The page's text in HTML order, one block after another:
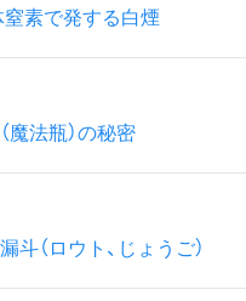
素で発する白煙
法瓶）の秘密
（ロウト、じょうご）